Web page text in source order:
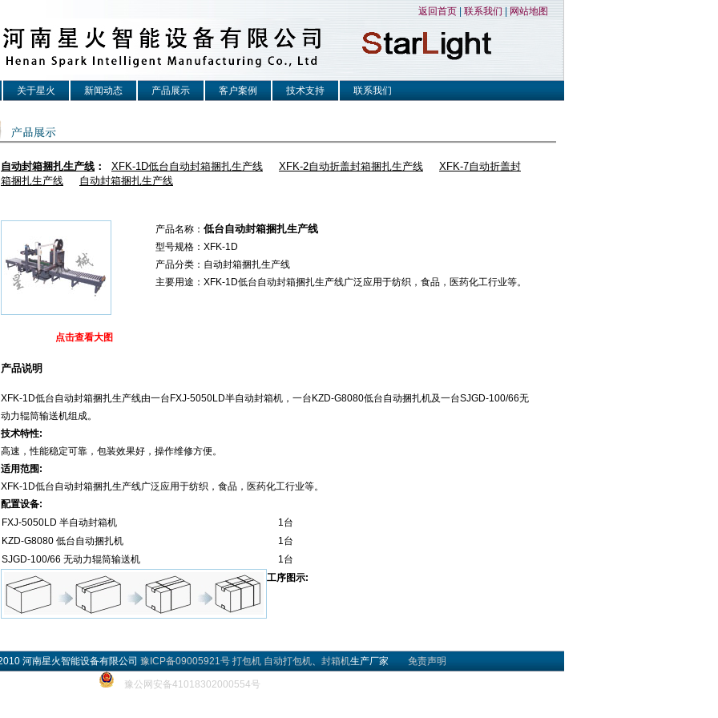
返回首页 联系我们 网站地图
关于星火 新闻动态 产品展示 客户案例 技术支持 联系我们
自动封箱捆扎生产线 ： XFK-1D低台自动封箱捆扎生产线 XFK-2自动折盖封箱捆扎生产线
XFK-7自动折盖封
箱捆扎生产线
自动封箱捆扎生产线
产品名称： 低台自动封箱捆扎生产线
型号规格：XFK-1D
产品分类：自动封箱捆扎生产线
主要用途： XFK-1D低台自动封箱捆扎生产线广泛应用于纺织，食品，医药化工行业等。
点击查看大图
产品说明
XFK-1D低台自动封箱捆扎生产线由一台FXJ-5050LD半自动封箱机，一台KZD-G8080低台自动捆扎机及一台SJGD-100/66无
动力辊筒输送机组成。
技术特性:
高速，性能稳定可靠，包装效果好，操作维修方便。
适用范围:
XFK-1D低台自动封箱捆扎生产线广泛应用于纺织，食品，医药化工行业等。
配置设备:
FXJ-5050LD 半自动封箱机
1台
KZD-G8080 低台自动捆扎机
1台
SJGD-100/66 无动力辊筒输送机
1台
工序图示:
河南星火智能设备有限公司 豫ICP备09005921号 打包机 自动打包机、 封箱机生产厂家 免责声明
豫公网安备41018302000554号